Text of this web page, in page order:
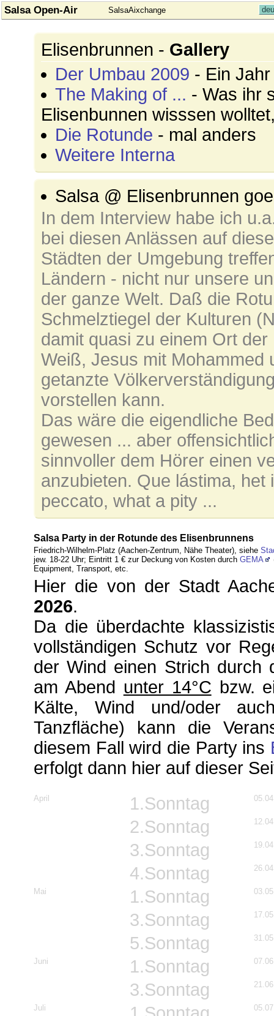
Salsa Open-Air SalsaAixchange
Elisenbrunnen - Gallery
Der Umbau 2009 - Ein
The Making of ... - Was ihr
Elisenbunnen wisssen
Die Rotunde - mal anders
Weitere Interna
Salsa @ Elisenbrunnen
In dem Interview habe ich
bei diesen Anlässen auf
Städten der Umgebung
Ländern - nicht nur unsere
der ganze Welt. Daß die
Schmelztiegel der Kulturen
damit quasi zu einem Ort
Weiß, Jesus mit Mohammed
getanzte
vorstellen kann.
Das wäre die eigendliche
gewesen ... aber
sinnvoller dem Hörer einen
anzubieten. Que lástima,
peccato, what a pity ...
Salsa Party in der Rotunde des Elisenbrunnens
Friedrich-Wilhelm-Platz (Aachen-Zentrum, Nähe Theater) , siehe
jew. 18-22 Uhr; Eintritt 1 € zur Deckung von Kosten durch GEMA
Equipment, Transport, etc.
Hier die von der Stadt
2026.
Da die überdachte
vollständigen Schutz vor
der Wind einen Strich durch
am Abend unter 14°C bzw.
Kälte, Wind und/oder
Tanzfläche) kann die
diesem Fall wird die Party ins
erfolgt dann hier auf dieser
April 1.Sonntag
2.Sonntag
3.Sonntag
4.Sonntag
Mai 1.Sonntag
3.Sonntag
5.Sonntag
Juni 1.Sonntag
3.Sonntag
Juli